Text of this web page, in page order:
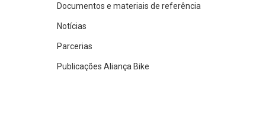
Documentos e materiais de referência
Notícias
Parcerias
Publicações Aliança Bike